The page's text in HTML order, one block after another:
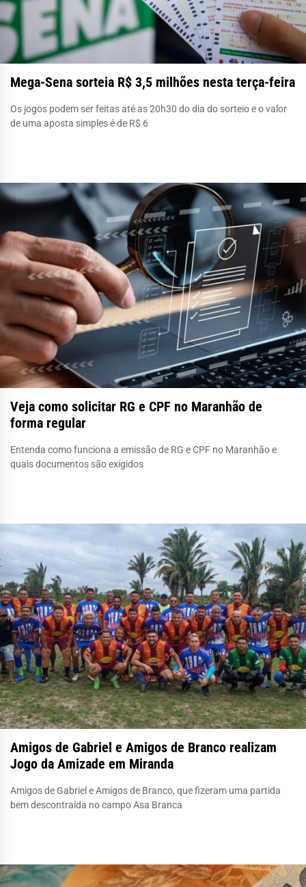
Mega-Sena sorteia R$ 3,5 milhões nesta terça-feira
Os jogos podem ser feitas até as 20h30 do dia do sorteio e o valor
de uma aposta simples é de R$ 6
Veja como solicitar RG e CPF no Maranhão de
forma regular
Entenda como funciona a emissão de RG e CPF no Maranhão e
quais documentos são exigidos
Amigos de Gabriel e Amigos de Branco realizam
Jogo da Amizade em Miranda
Amigos de Gabriel e Amigos de Branco, que fizeram uma partida
bem descontraída no campo Asa Branca